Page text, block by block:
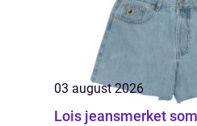
03 august 2026
Lois jeansmerket som kombinerer